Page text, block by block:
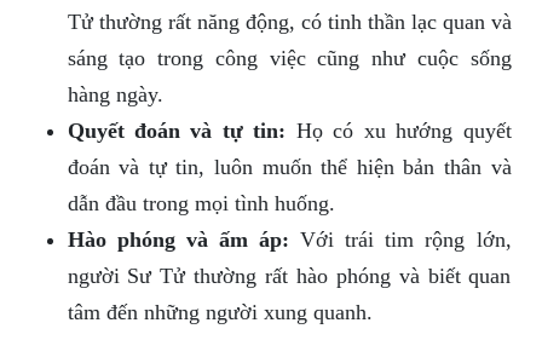
Tử thường rất năng động, có tinh thần lạc quan và
sáng tạo trong công việc cũng như cuộc sống
hàng ngày.
Quyết đoán và tự tin: Họ có xu hướng quyết
đoán và tự tin, luôn muốn thể hiện bản thân và
dẫn đầu trong mọi tình huống.
Hào phóng và ấm áp: Với trái tim rộng lớn,
người Sư Tử thường rất hào phóng và biết quan
tâm đến những người xung quanh.